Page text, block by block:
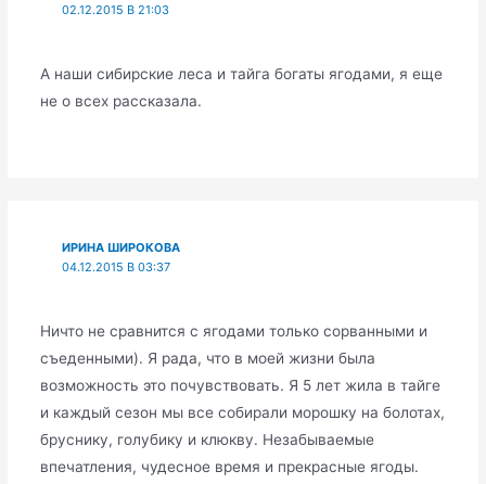
02.12.2015 В 21:03
А наши сибирские леса и тайга богаты ягодами, я еще
не о всех рассказала.
ИРИНА ШИРОКОВА
04.12.2015 В 03:37
Ничто не сравнится с ягодами только сорванными и
съеденными). Я рада, что в моей жизни была
возможность это почувствовать. Я 5 лет жила в тайге
и каждый сезон мы все собирали морошку на болотах,
бруснику, голубику и клюкву. Незабываемые
впечатления, чудесное время и прекрасные ягоды.